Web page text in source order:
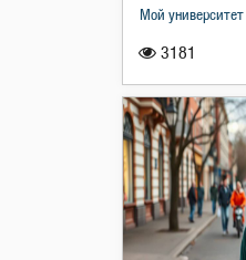
3181
Мой университет